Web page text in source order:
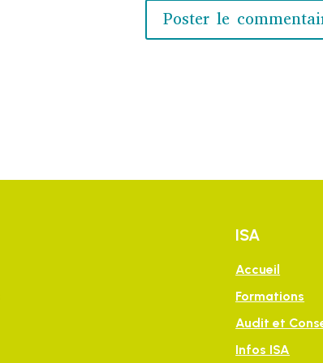
ISA
Accueil
Formations
Audit et
Infos ISA